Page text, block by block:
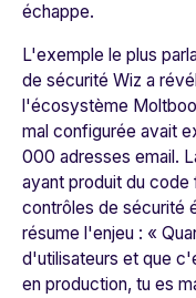
échappe.
L'exemple le plus
de sécurité Wiz a
l'écosystème
mal configurée avait
000 adresses email.
ayant produit du
contrôles de sécurité
résume l'enjeu : «
d'utilisateurs et que
en production, tu es